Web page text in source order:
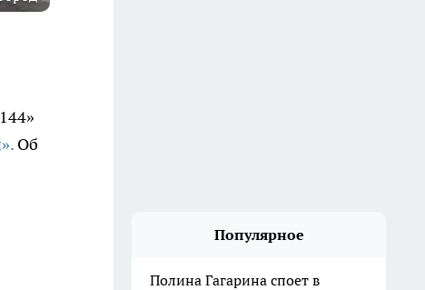
Об
Популярное
Полина Гагарина споет в